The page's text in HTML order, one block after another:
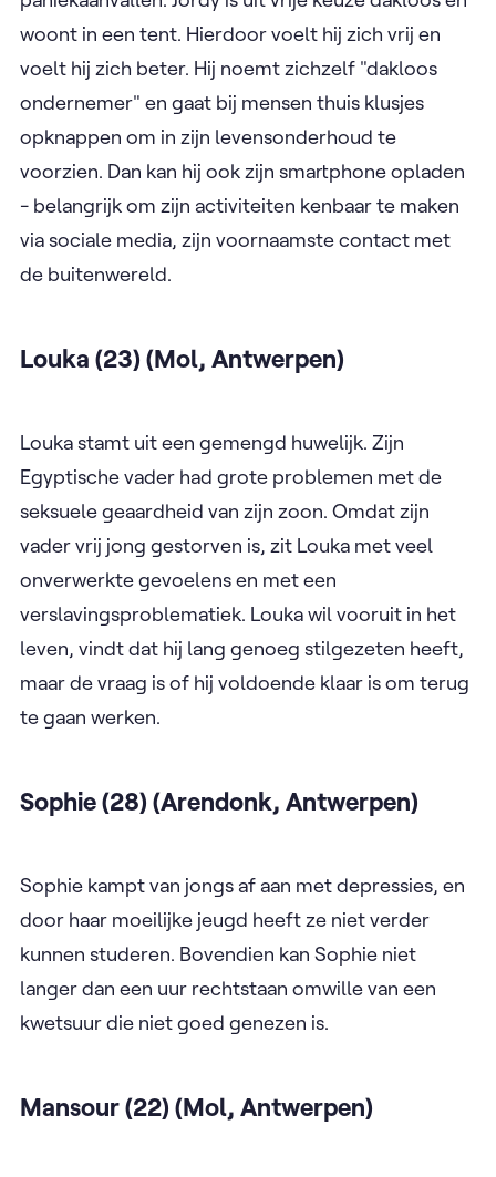
woont in een tent. Hierdoor voelt hij zich vrij en
voelt hij zich beter. Hij noemt zichzelf "dakloos
ondernemer" en gaat bij mensen thuis klusjes
opknappen om in zijn levensonderhoud te
voorzien. Dan kan hij ook zijn smartphone opladen
- belangrijk om zijn activiteiten kenbaar te maken
via sociale media, zijn voornaamste contact met
de buitenwereld.
Louka (23) (Mol, Antwerpen)
Louka stamt uit een gemengd huwelijk. Zijn
Egyptische vader had grote problemen met de
seksuele geaardheid van zijn zoon. Omdat zijn
vader vrij jong gestorven is, zit Louka met veel
onverwerkte gevoelens en met een
verslavingsproblematiek. Louka wil vooruit in het
leven, vindt dat hij lang genoeg stilgezeten heeft,
maar de vraag is of hij voldoende klaar is om terug
te gaan werken.
Sophie (28) (Arendonk, Antwerpen)
Sophie kampt van jongs af aan met depressies, en
door haar moeilijke jeugd heeft ze niet verder
kunnen studeren. Bovendien kan Sophie niet
langer dan een uur rechtstaan omwille van een
kwetsuur die niet goed genezen is.
Mansour (22) (Mol, Antwerpen)